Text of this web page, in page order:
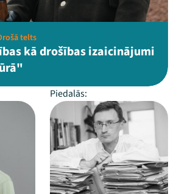
telts
kā drošības izaicinājumi
Piedalās: